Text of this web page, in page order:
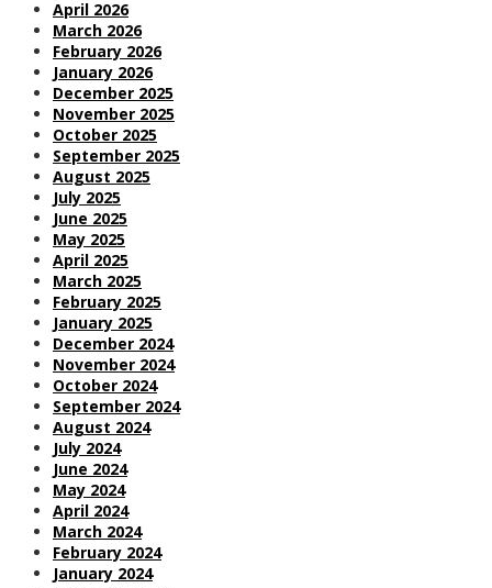
April 2026
March 2026
February 2026
January 2026
December 2025
November 2025
October 2025
September 2025
August 2025
July 2025
June 2025
May 2025
April 2025
March 2025
February 2025
January 2025
December 2024
November 2024
October 2024
September 2024
August 2024
July 2024
June 2024
May 2024
April 2024
March 2024
February 2024
January 2024